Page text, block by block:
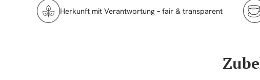
Herkunft mit Verantwortung – fair & transparent